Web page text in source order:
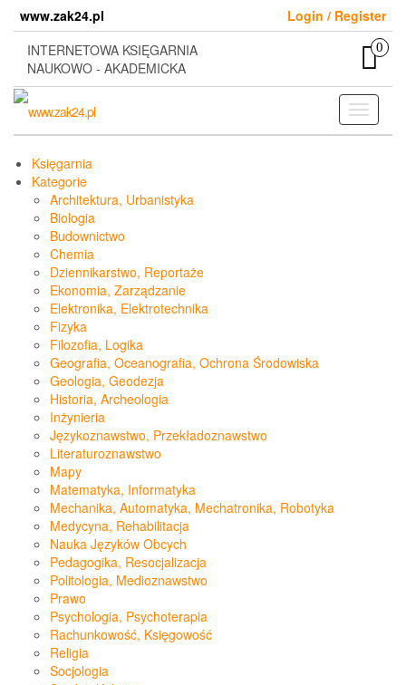
content
www.zak24.pl
Login / Register
INTERNETOWA KSIĘGARNIA
NAUKOWO - AKADEMICKA
0
Toggle
Księgarnia
Kategorie
Architektura, Urbanistyka
Biologia
Budownictwo
Chemia
Dziennikarstwo, Reportaże
Ekonomia, Zarządzanie
Elektronika, Elektrotechnika
Fizyka
Filozofia, Logika
Geografia, Oceanografia, Ochrona Środowiska
Geologia, Geodezja
Historia, Archeologia
Inżynieria
Językoznawstwo, Przekładoznawstwo
Literaturoznawstwo
Mapy
Matematyka, Informatyka
Mechanika, Automatyka, Mechatronika, Robotyka
Medycyna, Rehabilitacja
Nauka Języków Obcych
Pedagogika, Resocjalizacja
Politologia, Medioznawstwo
Prawo
Psychologia, Psychoterapia
Rachunkowość, Księgowość
Religia
Socjologia